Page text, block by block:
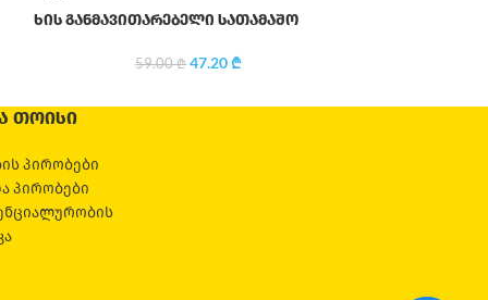
ხის განმავითარებელი სათამაშო
59.00₾ 47.20₾
ᲗᲝᲘᲡᲘ
პირობები
პირობები